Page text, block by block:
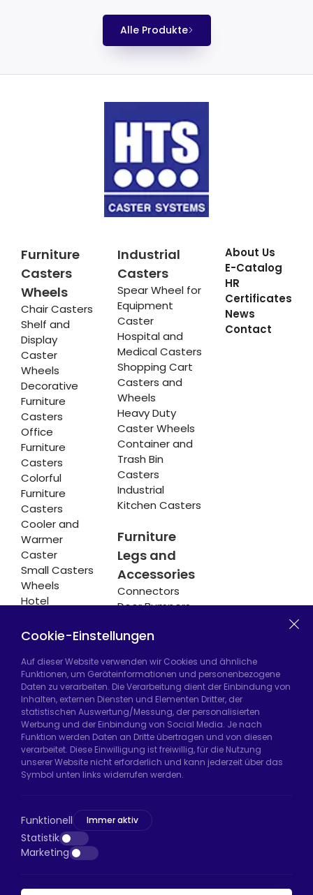
Alle Produkte
Furniture
Casters
Wheels
Chair Casters
Shelf and
Display
Caster
Wheels
Decorative
Furniture
Casters
Office
Furniture
Casters
Colorful
Furniture
Casters
Cooler and
Warmer
Caster
Small Casters
Wheels
Hotel
Casters
Industrial
Casters
Spear Wheel for
Equipment
Caster
Hospital and
Medical Casters
Shopping Cart
Casters and
Wheels
Heavy Duty
Caster Wheels
Container and
Trash Bin
Casters
Industrial
Kitchen Casters
Furniture
Legs and
Accessories
Connectors
Door Bumpers
About Us
E-Catalog
HR
Certificates
News
Contact
Hadımköy Fabrik:Atatürk Sanayi Bölgesi,
Uzunçayır Caddesi, No:11 Hadımköy, 34555
Arnavutköy/İstanbul
Telefon: +90 212 640 66 46
E-Mail: export@htsteker.com
D:a, 34045 Bayrampaşa/İstanbul
Telefon:+90 530 044 64 87
E-Mail: info@htsteker.com
Cookie-Einstellungen
Auf dieser Website verwenden wir Cookies und ähnliche
Funktionen, um Geräteinformationen und personenbezogene
Daten zu verarbeiten. Die Verarbeitung dient der Einbindung von
Inhalten, externen Diensten und Elementen Dritter, der
statistischen Auswertung/Messung, der personalisierten
Werbung und der Einbindung von Social Media. Je nach
Funktion werden Daten an Dritte übertragen und von diesen
verarbeitet. Diese Einwilligung ist freiwillig, für die Nutzung
unserer Website nicht erforderlich und kann jederzeit über das
Symbol unten links widerrufen werden.
Funktionell Immer aktiv
Statistik
Marketing